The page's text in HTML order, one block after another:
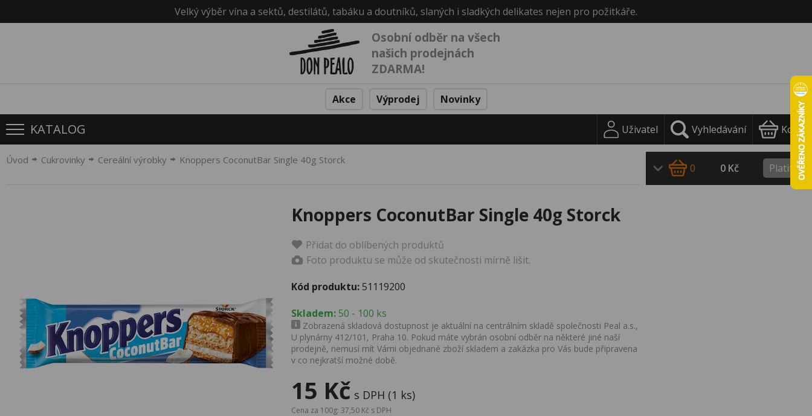
Velký výběr vína a sektů, destilátů, tabáku a doutníků, slaných i sladkých delikates nejen pro požitkáře.
Osobní odběr na všech
našich prodejnách
ZDARMA!
Akce Výprodej Novinky
KATALOG Uživatel Vyhledávání Košík
Úvod Cukrovinky Cereální výrobky Knoppers CoconutBar Single 40g Storck
Knoppers CoconutBar Single 40g Storck
Přidat do oblíbených produktů
Foto produktu se může od skutečnosti mírně lišit.
Kód produktu:51119200
Skladem:50 - 100 ks
Zobrazená skladová dostupnost je aktuální na centrálním skladě společnosti Peal a.s.,
U plynárny 412/101, Praha 10. Pokud máte vybrán osobní odběr na některé jiné naší
prodejně, nemusí mít Vámi objednané zboží skladem a zakázka pro Vás bude připravena
v co nejkratší možné době.
15 Kč s DPH (1 ks)
Cena za 100g: 37,50 Kč s DPH
0 0 Kč Platit